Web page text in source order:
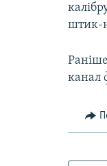
штик-
канал